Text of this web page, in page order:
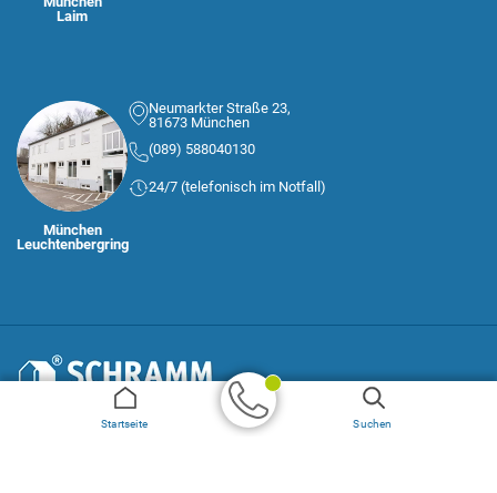
Laim
München
Leuchtenbergring
Neumarkter Straße 23,
81673 München
(089) 588040130
24/7 (telefonisch im Notfall)
© 2025 Hans Schramm GmbH
Startseite Suchen